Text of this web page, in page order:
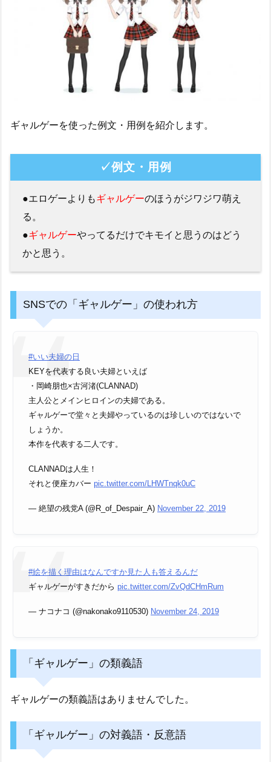
ギャルゲーを使った例文・用例を紹介します。
✓例文・用例
●エロゲーよりもギャルゲーのほうがジワジワ萌え
る。
●ギャルゲーやってるだけでキモイと思うのはどう
かと思う。
SNSでの「ギャルゲー」の使われ方
#いい夫婦の日
KEYを代表する良い夫婦といえば
・岡崎朋也×古河渚(CLANNAD)
主人公とメインヒロインの夫婦である。
ギャルゲーで堂々と夫婦やっているのは珍しいのではないで
しょうか。
本作を代表する二人です。
CLANNADは人生！
それと便座カバー pic.twitter.com/LHWTnqk0uC
— 絶望の残党A (@R_of_Despair_A) November 22, 2019
#絵を描く理由はなんですか見た人も答えるんだ
ギャルゲーがすきだから pic.twitter.com/ZvQdCHmRum
— ナコナコ (@nakonako9110530) November 24, 2019
「ギャルゲー」の類義語
ギャルゲーの類義語はありませんでした。
「ギャルゲー」の対義語・反意語